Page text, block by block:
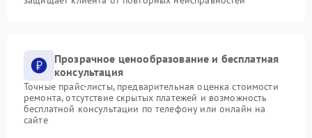
Прозрачное ценообразование и бесплатная
консультация
Точные прайс-листы, предварительная оценка стоимости
ремонта, отсутствие скрытых платежей и возможность
бесплатной консультации по телефону или онлайн на
сайте